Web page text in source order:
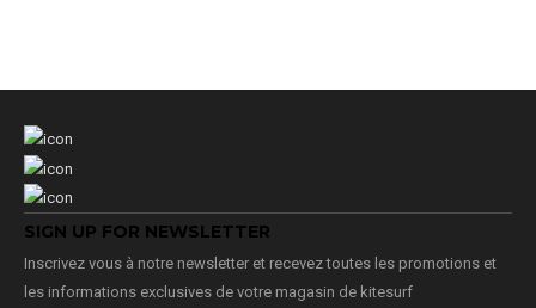
SIGN UP FOR NEWSLETTER
Inscrivez vous à notre newsletter et recevez toutes les promotions et
les informations exclusives de votre magasin de kitesurf